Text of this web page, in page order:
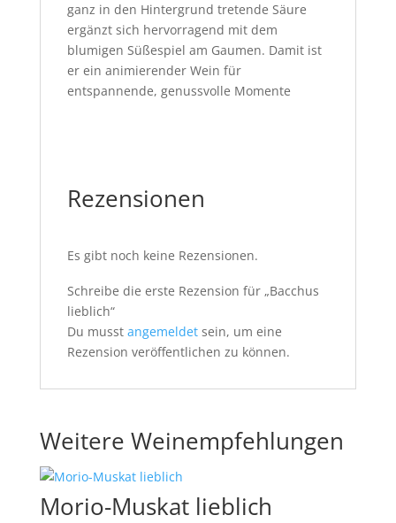
ganz in den Hintergrund tretende Säure
ergänzt sich hervorragend mit dem
blumigen Süßespiel am Gaumen. Damit ist
er ein animierender Wein für
entspannende, genussvolle Momente
Rezensionen
Es gibt noch keine Rezensionen.
Schreibe die erste Rezension für „Bacchus
lieblich“
Du musst angemeldetsein, um eine
Rezension veröffentlichen zu können.
Weitere Weinempfehlungen
Morio-Muskat lieblich